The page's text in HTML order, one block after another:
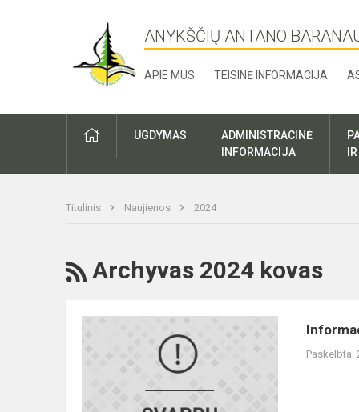
ANYKŠČIŲ ANTANO
APIE MUS TEISINĖ INFORMACIJA
UGDYMAS
ADMINISTRACINĖ
INFORMACIJA
Titulinis Naujienos 2024
RSS
Archyvas 2024 kovas
Paskelbta: